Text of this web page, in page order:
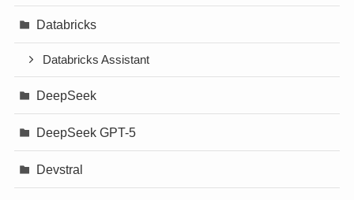
Databricks
Databricks Assistant
DeepSeek
DeepSeek GPT-5
Devstral